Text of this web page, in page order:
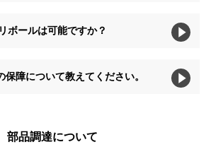
ボールは可能ですか？
障について教えてください。
部品調達について